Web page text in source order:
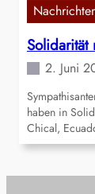
Solidarität
2. Juni
haben in
Chical,